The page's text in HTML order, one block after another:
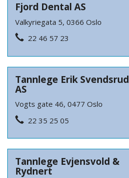
Fjord Dental AS
Valkyriegata 5, 0366 Oslo
22 46 57 23
Tannlege Erik Svendsrud
AS
Vogts gate 46, 0477 Oslo
22 35 25 05
Tannlege Evjensvold &
Rydnert